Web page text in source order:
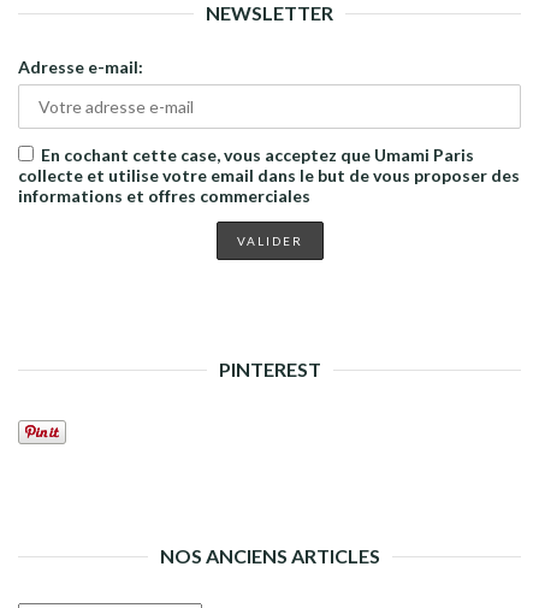
NEWSLETTER
Adresse e-mail:
En cochant cette case, vous acceptez que Umami Paris
collecte et utilise votre email dans le but de vous proposer des
informations et offres commerciales
PINTEREST
NOS ANCIENS ARTICLES